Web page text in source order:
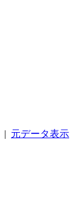
| 元データ表示